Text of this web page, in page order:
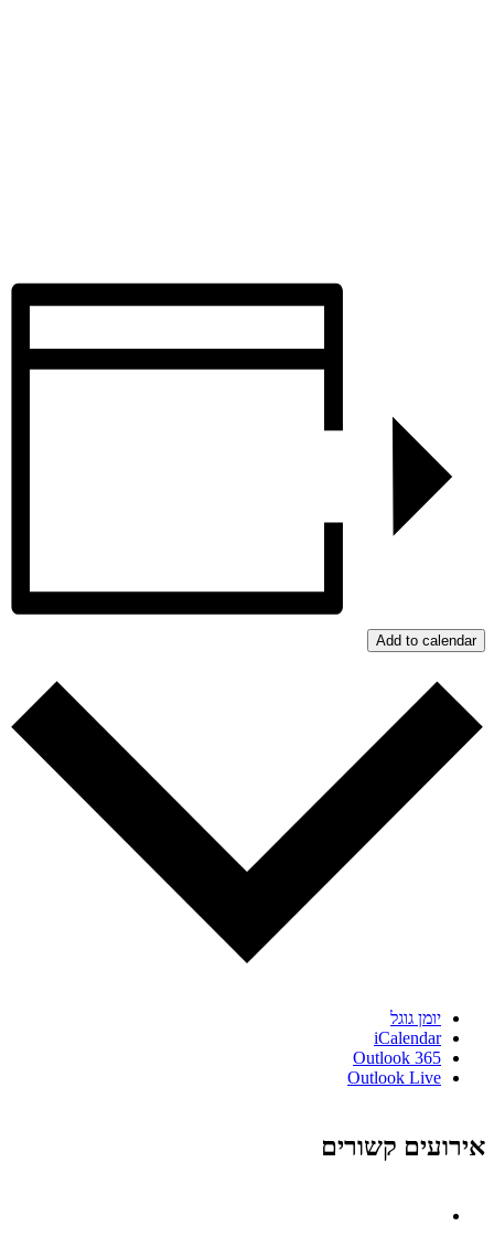
Add to calendar
יומן גוגל
iCalendar
Outlook 365
Outlook Live
אירועים קשורים